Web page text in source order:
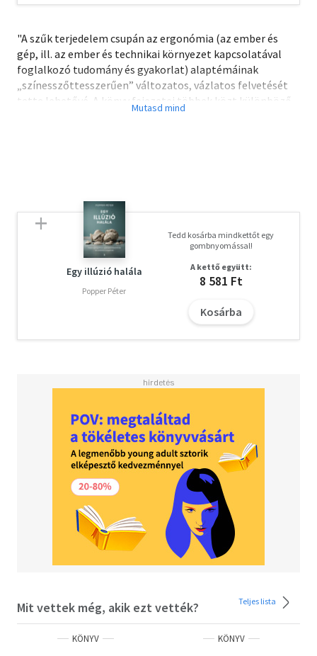
"A szűk terjedelem csupán az ergonómia (az ember és
gép, ill. az ember és technikai környezet kapcsolatával
foglalkozó tudomány és gyakorlat) alaptémáinak
„színesszőttesszerűen” változatos, vázlatos felvetését
tette lehetővé. A könyv fejezetei többek közt különböző
emberi jellemzőkről szólnak, amelyek ismerete nélkül
ott alkalmazható módszerrel."
Egy illúzió halála
Popper Péter
Tedd kosárba mindkettőt egy
gombnyomással!
A kettő együtt:
8 581 Ft
Kosárba
Mit vettek még, akik ezt vették? Teljes lista
KÖNYV KÖNYV